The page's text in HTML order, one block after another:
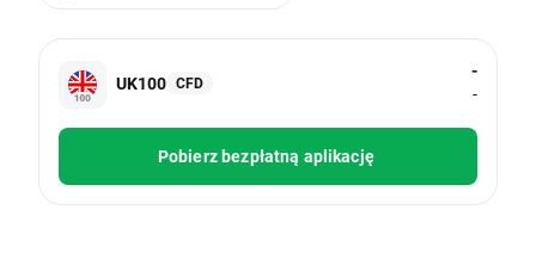
UK100 CFD
-
-
Pobierz bezpłatną aplikację